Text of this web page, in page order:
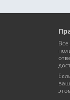
Одежда / Обувь (34)
Продукты питания
Реклама /
Спорт / Отдых /
Строительные /
Строительство /
Текстиль /